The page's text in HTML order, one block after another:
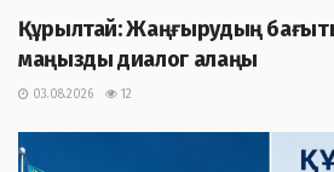
Құрылтай: Жаңғырудың
маңызды диалог алаңы
03.08.2026 12